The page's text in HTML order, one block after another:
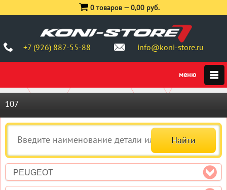
+7 (926) 887-55-88 info@koni-store.ru
0 товаров —0,00 руб.
107
PEUGEOT